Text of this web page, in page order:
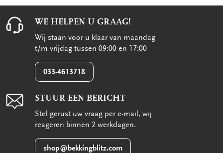
WE HELPEN U GRAAG!
Wij staan voor u klaar van maandag
t/m vrijdag tussen 09:00 en 17:00
033-4613718
STUUR EEN BERICHT
Stel gerust uw vraag per e-mail, wij
reageren binnen 2 werkdagen.
shop@bekkingblitz.com